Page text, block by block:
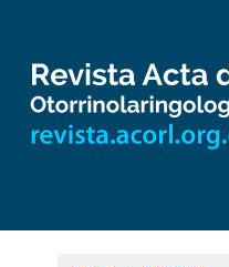
principal
Barra
lateral